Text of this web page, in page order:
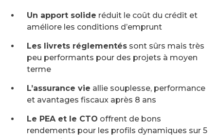
Un apport solide réduit le coût du crédit et
améliore les conditions d’emprunt
Les livrets réglementés sont sûrs mais très
peu performants pour des projets à moyen
terme
L’assurance vie allie souplesse, performance
et avantages fiscaux après 8 ans
Le PEA et le CTO offrent de bons
rendements pour les profils dynamiques sur 5